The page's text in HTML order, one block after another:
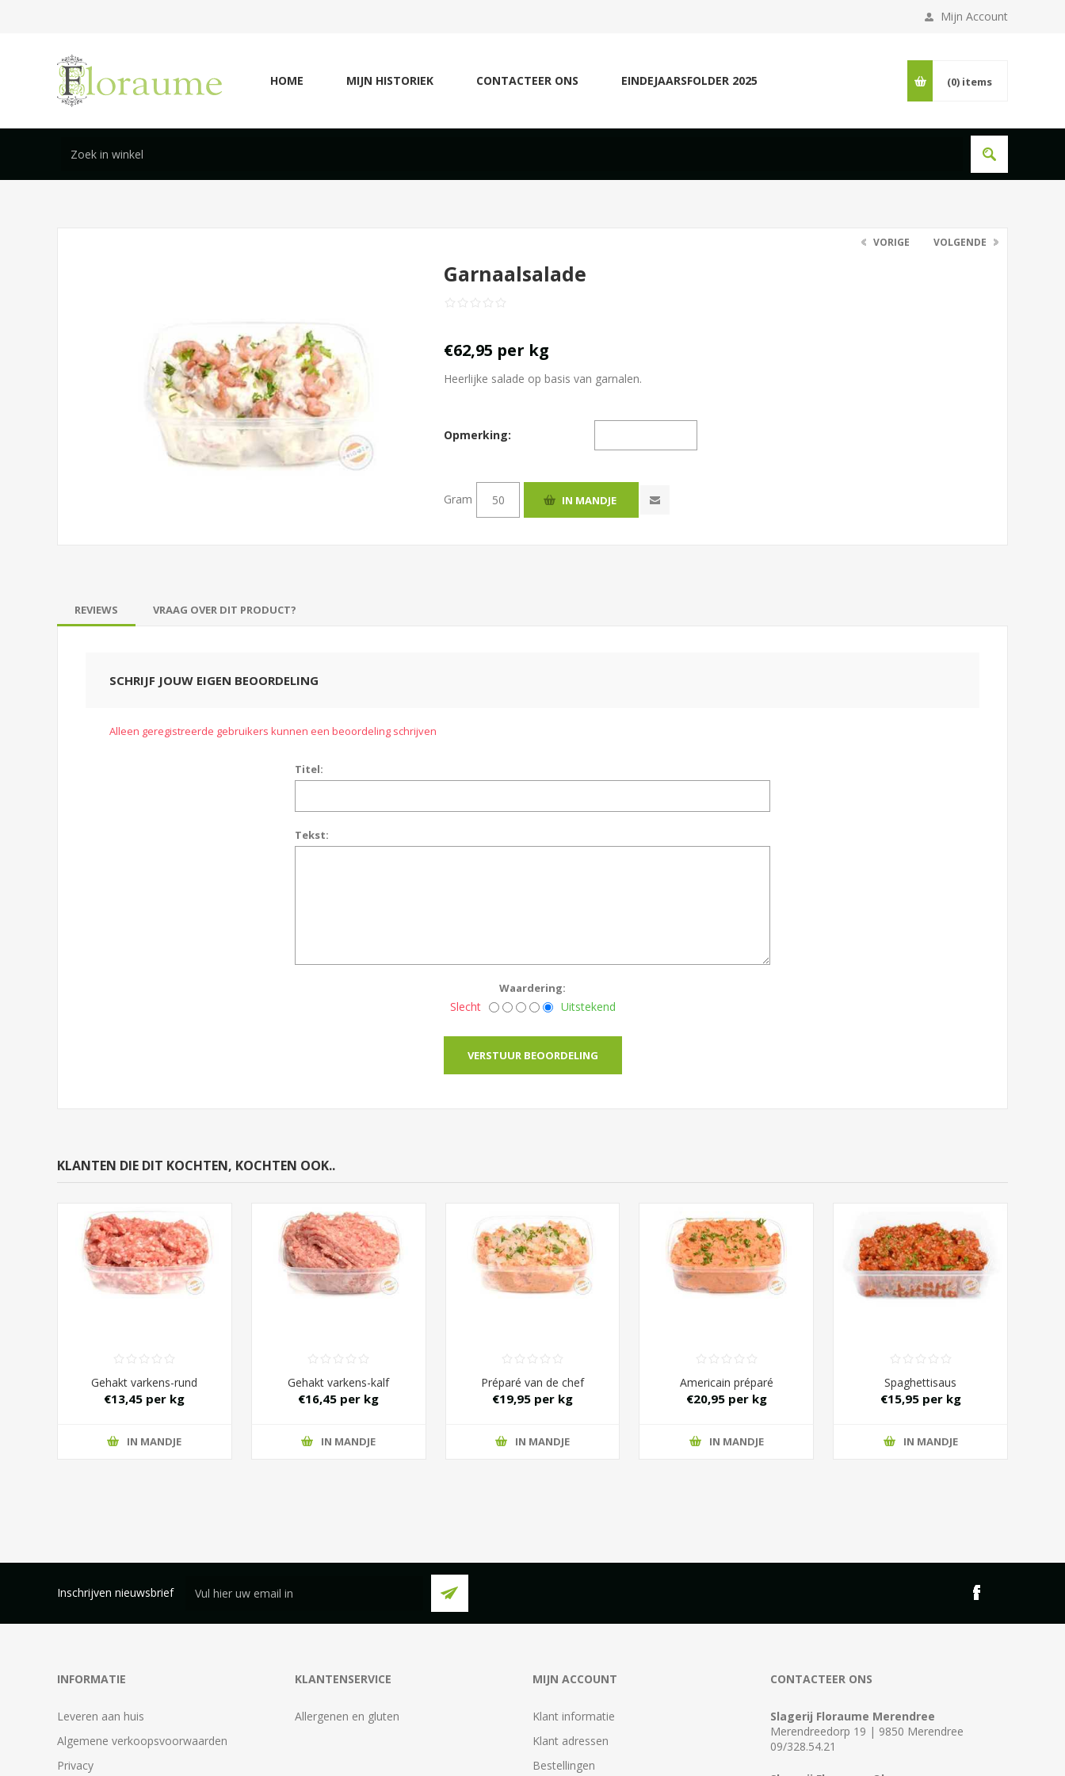
Mijn Account
HOME MIJN HISTORIEK CONTACTEER ONS EINDEJAARSFOLDER 2025 (0) items
VORIGE VOLGENDE
Garnaalsalade
€62,95 per kg
Heerlijke salade op basis van garnalen.
Opmerking:
Gram
REVIEWS VRAAG OVER DIT PRODUCT?
SCHRIJF JOUW EIGEN BEOORDELING
Alleen geregistreerde gebruikers kunnen een beoordeling schrijven
Titel:
Tekst:
Waardering:
Slecht Uitstekend
KLANTEN DIE DIT KOCHTEN, KOCHTEN OOK..
Gehakt varkens-rund
€13,45 per kg
IN MANDJE
Gehakt varkens-kalf
€16,45 per kg
IN MANDJE
Préparé van de chef
€19,95 per kg
IN MANDJE
Americain préparé
€20,95 per kg
IN MANDJE
Spaghettisaus
€15,95 per kg
IN MANDJE
Inschrijven nieuwsbrief
INFORMATIE
Leveren aan huis
Algemene verkoopsvoorwaarden
Privacy
KLANTENSERVICE
Allergenen en gluten
MIJN ACCOUNT
Klant informatie
Klant adressen
Bestellingen
CONTACTEER ONS
Slagerij Floraume Merendree
Merendreedorp 19 | 9850 Merendree
09/328.54.21